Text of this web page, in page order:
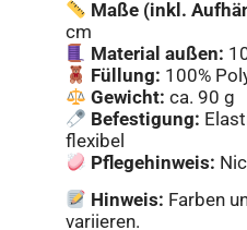
Maße (inkl.
cm
Material außen:
Füllung: 100%
Gewicht: ca. 90 g
Befestigung:
flexibel
Pflegehinweis:
Hinweis: Farben
variieren.